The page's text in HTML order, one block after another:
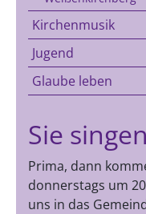
Kirchenmusik
Jugend
Glaube leben
Sie
Prima, dann
donnerstags um
uns in das